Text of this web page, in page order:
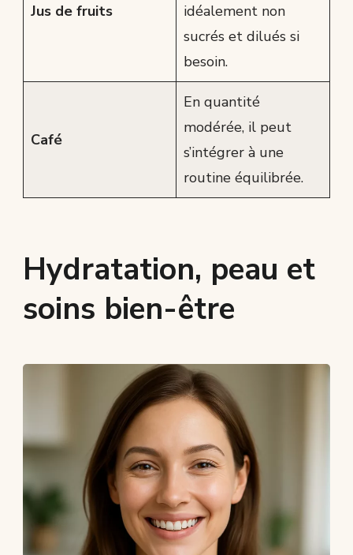
Jus de fruits
idéalement non
sucrés et dilués si
besoin.
Café
En quantité
modérée, il peut
s’intégrer à une
routine équilibrée.
Hydratation, peau et
soins bien-être